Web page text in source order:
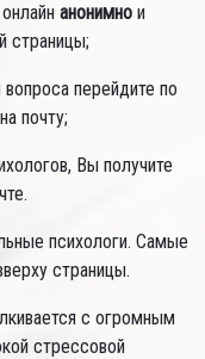
анонимно и
страницы;
перейдите по
почту;
Вы получите
психологи. Самые
страницы.
с огромным
стрессовой